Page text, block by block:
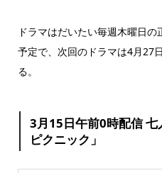
ドラマはだいたい毎週木曜日
予定で、次回のドラマは4月27
る。
3月15日午前0時配信
ピクニック」